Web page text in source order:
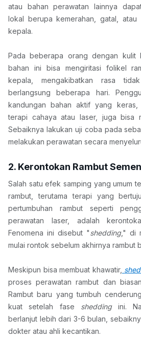
atau bahan perawatan lainnya
lokal berupa kemerahan, gatal,
kepala.
Pada beberapa orang dengan kulit
bahan ini bisa mengiritasi folikel
kepala, mengakibatkan rasa
berlangsung beberapa hari.
kandungan bahan aktif yang
terapi cahaya atau laser, juga bisa
Sebaiknya lakukan uji coba pada
melakukan perawatan secara
2. Kerontokan Rambut
Salah satu efek samping yang umum
rambut, terutama terapi yang
pertumbuhan rambut seperti
perawatan laser, adalah
Fenomena ini disebut "shedding," di
mulai rontok sebelum akhirnya rambut
Meskipun bisa membuat khawatir,
proses perawatan rambut dan
Rambut baru yang tumbuh
kuat setelah fase shedding ini.
berlanjut lebih dari 3-6 bulan,
dokter atau ahli kecantikan.